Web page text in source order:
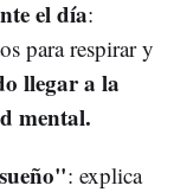
el día:
para respirar y
llegar a la
mental.
: explica